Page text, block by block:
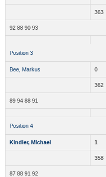
363
92 88 90 93
Position 3
Bee, Markus 0
362
89 94 88 91
Position 4
Kindler, Michael 1
358
87 88 91 92